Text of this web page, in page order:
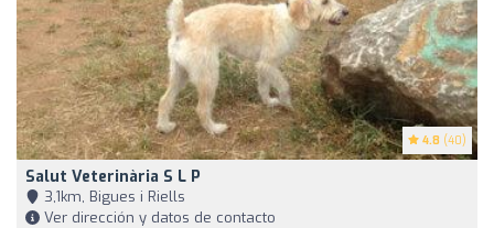
4.8 (40)
Salut Veterinària S L P
3,1km, Bigues i Riells
Ver dirección y datos de contacto